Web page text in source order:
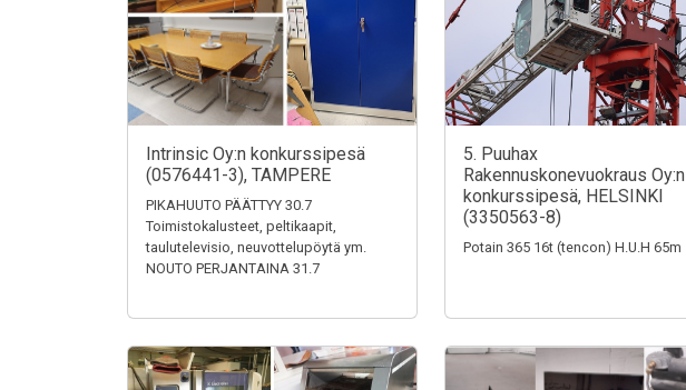
Intrinsic Oy:n konkurssipesä
(0576441-3), TAMPERE
PIKAHUUTO PÄÄTTYY 30.7
Toimistokalusteet, peltikaapit,
taulutelevisio, neuvottelupöytä ym.
NOUTO PERJANTAINA 31.7
5. Puuhax
Rakennuskonevuokraus Oy:n
konkurssipesä, HELSINKI
(3350563-8)
Potain 365 16t (tencon) H.U.H 65m